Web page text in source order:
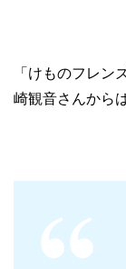
「けものフレン
崎観音さんから